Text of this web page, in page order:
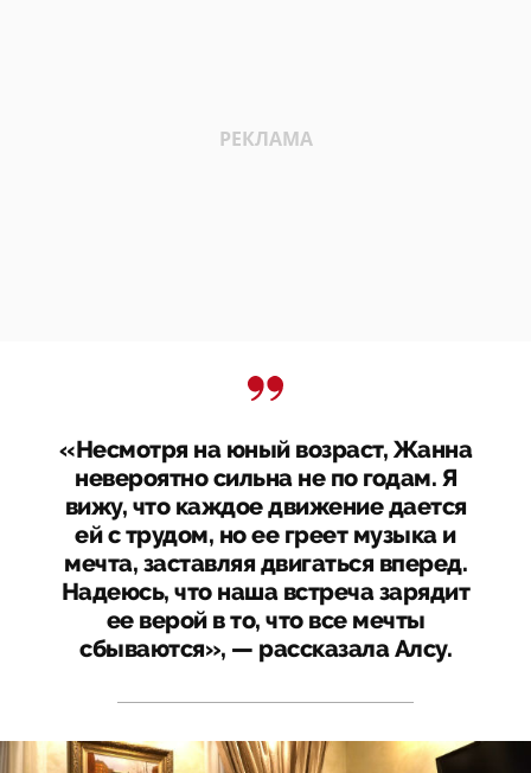
«Несмотря на юный возраст, Жанна
невероятно сильна не по годам. Я
вижу, что каждое движение дается
ей с трудом, но ее греет музыка и
мечта, заставляя двигаться вперед.
Надеюсь, что наша встреча зарядит
ее верой в то, что все мечты
сбываются», — рассказала Алсу.